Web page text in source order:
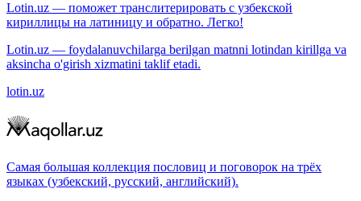
Lotin.uz — поможет транслитерировать с узбекской
кириллицы на латиницу и обратно. Легко!
Lotin.uz — foydalanuvchilarga berilgan matnni lotindan kirillga va
aksincha o'girish xizmatini taklif etadi.
lotin.uz
Самая большая коллекция пословиц и поговорок на трёх
языках (узбекский, русский, английский).